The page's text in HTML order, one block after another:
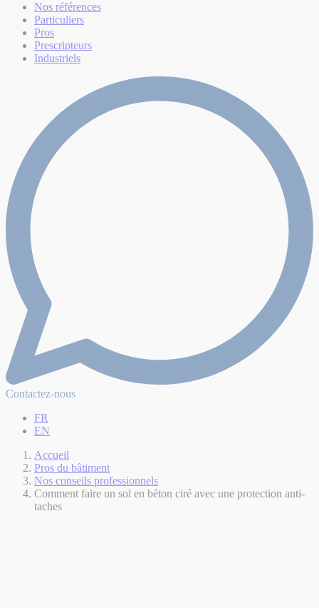
Nos références
Particuliers
Pros
Prescripteurs
Industriels
Contactez-nous
FR
EN
Accueil
Pros du bâtiment
Nos conseils professionnels
Comment faire un sol en béton ciré avec une protection anti-
taches